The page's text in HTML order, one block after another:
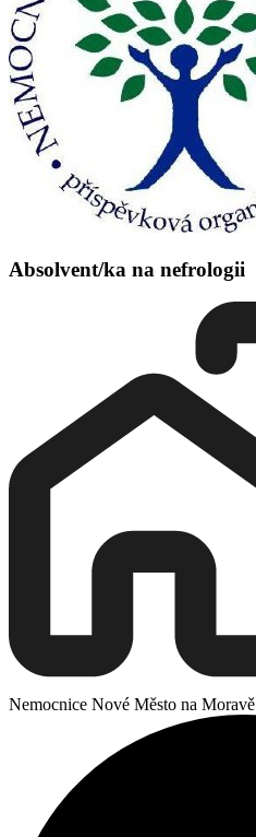
Absolvent/ka na nefrologii
Nemocnice Nové Město na Moravě